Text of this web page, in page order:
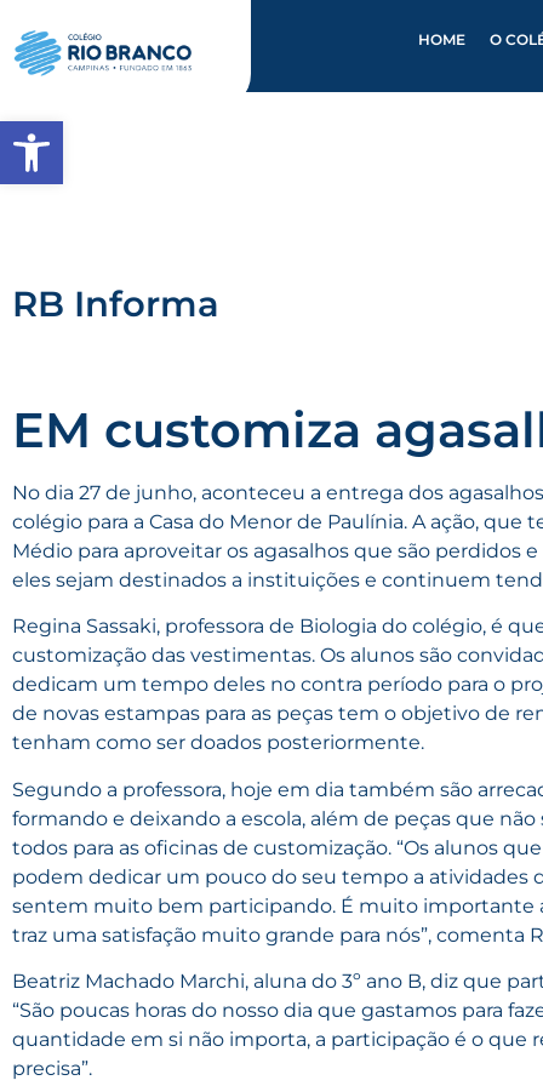
HOME O
RB Informa
EM customiza
No dia 27 de junho, aconteceu a entrega dos
colégio para a Casa do Menor de Paulínia. A ação,
Médio para aproveitar os agasalhos que são perdidos
eles sejam destinados a instituições e continuem
Regina Sassaki, professora de Biologia do colégio, é
customização das vestimentas. Os alunos são
dedicam um tempo deles no contra período para o
de novas estampas para as peças tem o objetivo de
tenham como ser doados posteriormente.
Segundo a professora, hoje em dia também são
formando e deixando a escola, além de peças que
todos para as oficinas de customização. “Os alunos
podem dedicar um pouco do seu tempo a atividades
sentem muito bem participando. É muito importante
traz uma satisfação muito grande para nós”, comenta
Beatriz Machado Marchi, aluna do 3º ano B, diz que
“São poucas horas do nosso dia que gastamos para
quantidade em si não importa, a participação é o que
precisa”.
Abrir a barra de ferramentas